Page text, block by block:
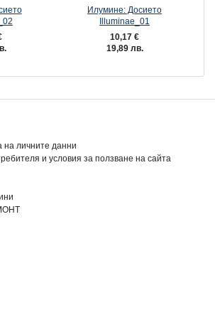
Илумине: Досието
Illuminae_01
10,17 €
19,89 лв.
на личните данни
и условия за ползване на сайта